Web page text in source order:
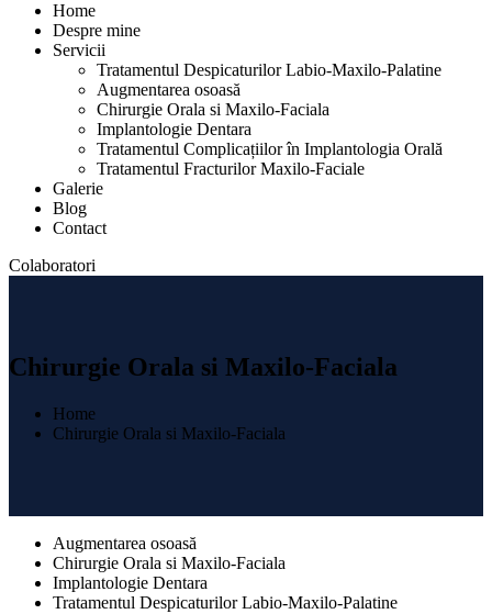
Home
Despre mine
Servicii
Tratamentul Despicaturilor Labio-Maxilo-Palatine
Augmentarea osoasă
Chirurgie Orala si Maxilo-Faciala
Implantologie Dentara
Tratamentul Complicațiilor în Implantologia Orală
Tratamentul Fracturilor Maxilo-Faciale
Galerie
Blog
Contact
Colaboratori
Chirurgie Orala si Maxilo-Faciala
Home
Chirurgie Orala si Maxilo-Faciala
Augmentarea osoasă
Chirurgie Orala si Maxilo-Faciala
Implantologie Dentara
Tratamentul Despicaturilor Labio-Maxilo-Palatine